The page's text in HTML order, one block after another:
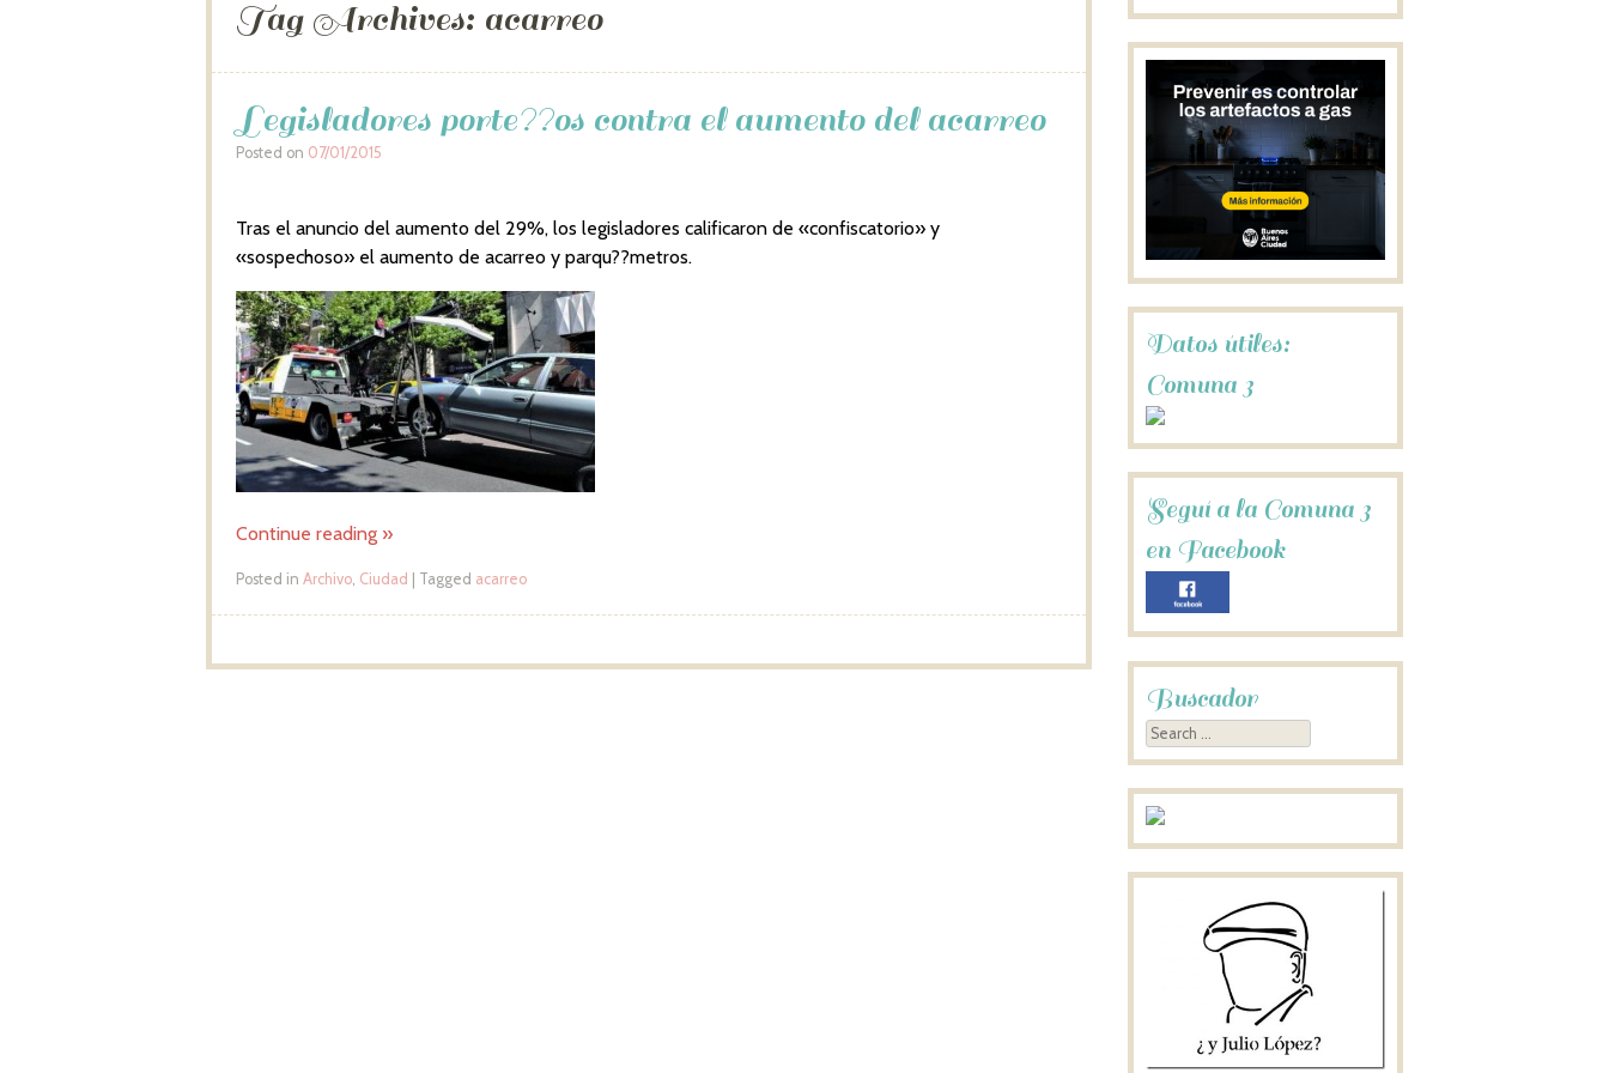
Tag Archives: acarreo
Legisladores porte??os contra el aumento del acarreo
Posted on 07/01/2015
Tras el anuncio del aumento del 29%, los legisladores calificaron de «confiscatorio» y
«sospechoso» el aumento de acarreo y parqu??metros.
Continue reading »
Posted in Archivo, Ciudad Tagged acarreo
Post navigation
Datos útiles:
Comuna 3
Seguí a la Comuna 3
en Facebook
Buscador
Search